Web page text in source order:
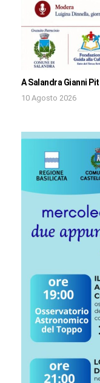
A Salandra Gianni
10 Agosto 2026